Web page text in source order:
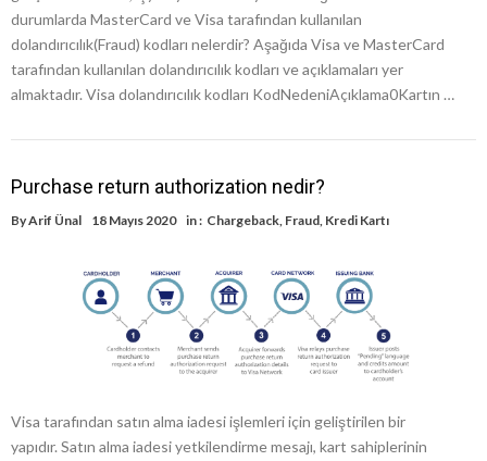
durumlarda MasterCard ve Visa tarafından kullanılan
dolandırıcılık(Fraud) kodları nelerdir? Aşağıda Visa ve MasterCard
tarafından kullanılan dolandırıcılık kodları ve açıklamaları yer
almaktadır. Visa dolandırıcılık kodları KodNedeniAçıklama0Kartın …
Purchase return authorization nedir?
ByArif Ünal 18 Mayıs 2020 in : Chargeback Fraud Kredi Kartı
Visa tarafından satın alma iadesi işlemleri için geliştirilen bir
yapıdır. Satın alma iadesi yetkilendirme mesajı, kart sahiplerinin